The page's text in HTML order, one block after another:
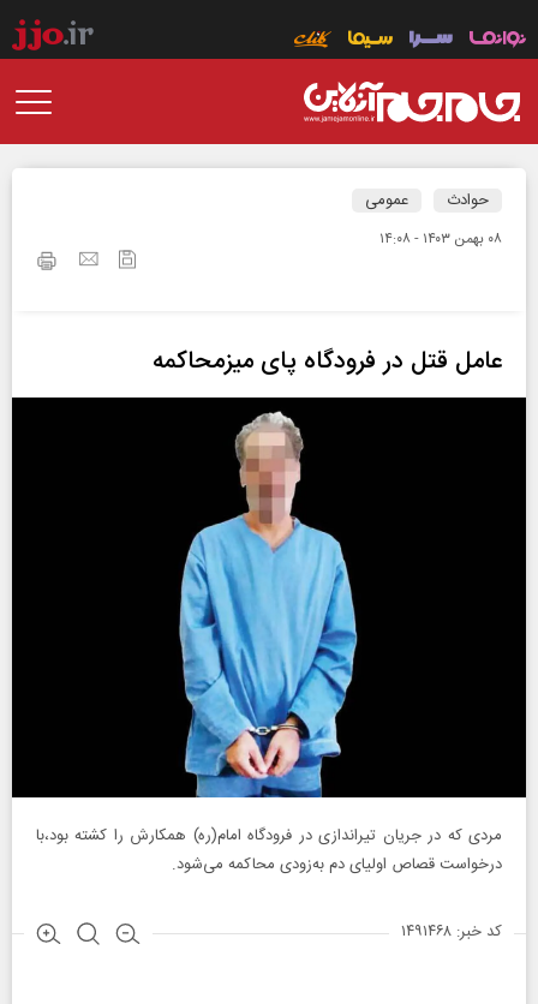
حوادث عمومی
۰۸ بهمن ۱۴۰۳ - ۱۴:۰۸
عامل قتل در فرودگاه پای میزمحاکمه
مردی که در جریان تیراندازی در فرودگاه امام(ره) همکارش را کشته بود،با
درخواست قصاص اولیای دم به‌زودی محاکمه می‌شود.
کد خبر: ۱۴۹۱۴۶۸